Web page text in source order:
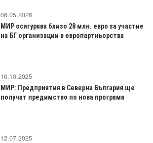
06.05.2026
МИР осигурява близо 28 млн. евро за участие
на БГ организации в европартньорства
16.10.2025
МИР: Предприятия в Северна България ще
получат предимство по нова програма
12.07.2025